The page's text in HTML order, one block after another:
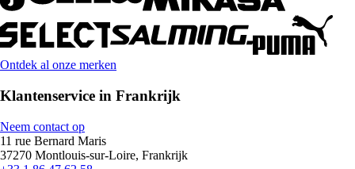
Ontdek al onze merken
Klantenservice in Frankrijk
Neem contact op
11 rue Bernard Maris
37270 Montlouis-sur-Loire, Frankrijk